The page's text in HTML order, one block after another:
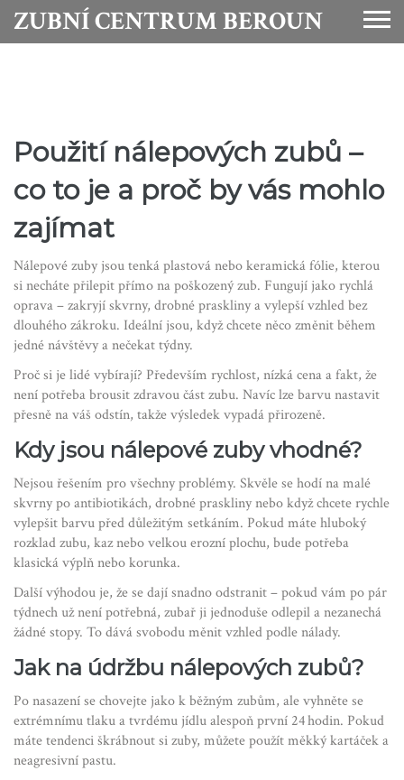
ZUBNÍ CENTRUM BEROUN
Použití nálepových zubů –
co to je a proč by vás mohlo
zajímat
Nálepové zuby jsou tenká plastová nebo keramická fólie, kterou
si necháte přilepit přímo na poškozený zub. Fungují jako rychlá
oprava – zakryjí skvrny, drobné praskliny a vylepší vzhled bez
dlouhého zákroku. Ideální jsou, když chcete něco změnit během
jedné návštěvy a nečekat týdny.
Proč si je lidé vybírají? Především rychlost, nízká cena a fakt, že
není potřeba brousit zdravou část zubu. Navíc lze barvu nastavit
přesně na váš odstín, takže výsledek vypadá přirozeně.
Kdy jsou nálepové zuby vhodné?
Nejsou řešením pro všechny problémy. Skvěle se hodí na malé
skvrny po antibiotikách, drobné praskliny nebo když chcete rychle
vylepšit barvu před důležitým setkáním. Pokud máte hluboký
rozklad zubu, kaz nebo velkou erozní plochu, bude potřeba
klasická výplň nebo korunka.
Další výhodou je, že se dají snadno odstranit – pokud vám po pár
týdnech už není potřebná, zubař ji jednoduše odlepil a nezanechá
žádné stopy. To dává svobodu měnit vzhled podle nálady.
Jak na údržbu nálepových zubů?
Po nasazení se chovejte jako k běžným zubům, ale vyhněte se
extrémnímu tlaku a tvrdému jídlu alespoň první 24 hodin. Pokud
máte tendenci škrábnout si zuby, můžete použít měkký kartáček a
neagresivní pastu.